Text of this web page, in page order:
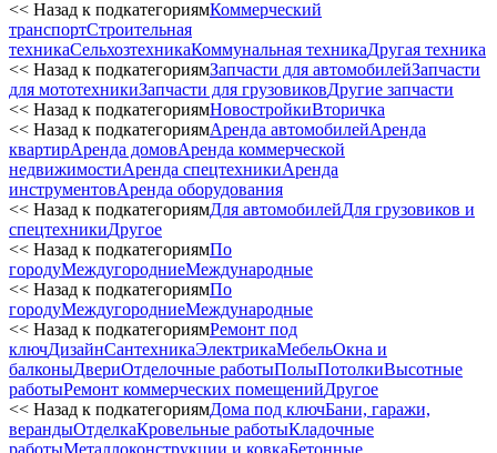
<< Назад к подкатегориямКоммерческий
транспортСтроительная
техникаСельхозтехникаКоммунальная техникаДругая техника
<< Назад к подкатегориямЗапчасти для автомобилейЗапчасти
для мототехникиЗапчасти для грузовиковДругие запчасти
<< Назад к подкатегориямНовостройкиВторичка
<< Назад к подкатегориямАренда автомобилейАренда
квартирАренда домовАренда коммерческой
недвижимостиАренда спецтехникиАренда
инструментовАренда оборудования
<< Назад к подкатегориямДля автомобилейДля грузовиков и
спецтехникиДругое
<< Назад к подкатегориямПо
городуМеждугородниеМеждународные
<< Назад к подкатегориямПо
городуМеждугородниеМеждународные
<< Назад к подкатегориямРемонт под
ключДизайнСантехникаЭлектрикаМебельОкна и
балконыДвериОтделочные работыПолыПотолкиВысотные
работыРемонт коммерческих помещенийДругое
<< Назад к подкатегориямДома под ключБани, гаражи,
верандыОтделкаКровельные работыКладочные
работыМеталлоконструкции и ковкаБетонные